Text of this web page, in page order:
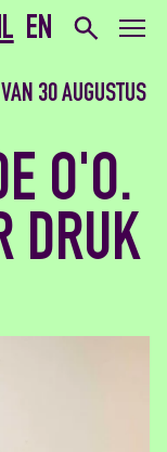
EN
30 AUGUSTUS
O'O.
DRUK